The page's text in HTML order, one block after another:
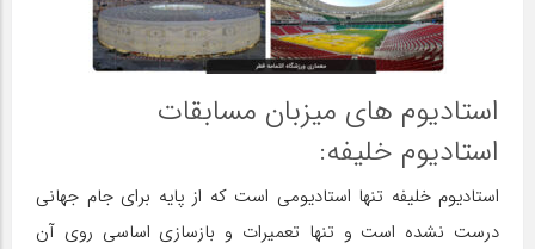
استادیوم های میزبان مسابقات
استادیوم خلیفه:
استادیوم خلیفه تنها استادیومی است که از پایه برای جام جهانی
درست نشده است و تنها تعمیرات و بازسازی اساسی روی آن